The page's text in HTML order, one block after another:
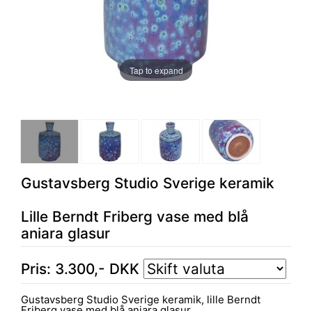
Tap to expand
Gustavsberg Studio Sverige keramik
Lille Berndt Friberg vase med blå
aniara glasur
Pris: 3.300,- DKK
Gustavsberg Studio Sverige keramik, lille Berndt